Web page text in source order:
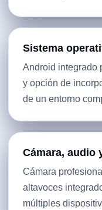
Sistema
Android integrado
y opción de
de un entorno
Cámara, audio
Cámara
altavoces
múltiples